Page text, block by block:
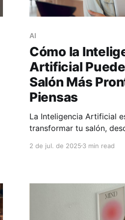
AI
Cómo la
Artificial
Salón Más
Piensas
La Inteligencia Artificial
transformar tu salón,
experiencia del cliente.
2 de jul. de 20253 min read